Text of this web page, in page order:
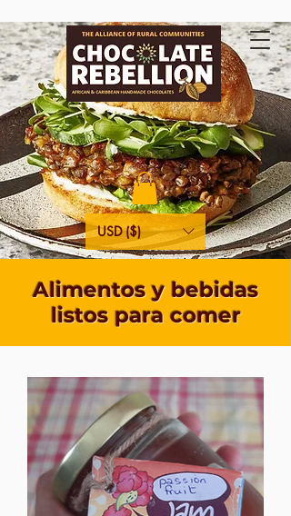
USD ($)
Alimentos y bebidas
listos para comer